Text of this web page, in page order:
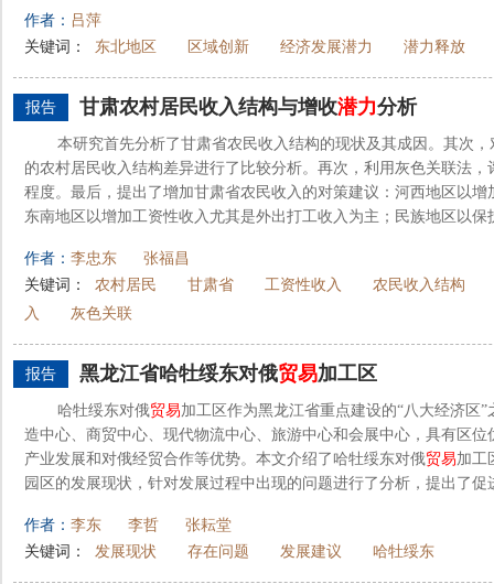
作者： 吕萍
关键词：
东北地区 区域创新 经济发展潜力 潜力释放
报告 甘肃农村居民收入结构与增收潜力分析
本研究首先分析了甘肃省农民收入结构的现状及其成因。其次
的农村居民收入结构差异进行了比较分析。再次，利用灰色关联法
程度。最后，提出了增加甘肃省农民收入的对策建议：河西地区以
东南地区以增加工资性收入尤其是外出打工收入为主；民族地区以
作者： 李忠东
张福昌
关键词：
农村居民 甘肃省 工资性收入
农民收入结构
入
灰色关联
报告 黑龙江省哈牡绥东对俄贸易加工区
哈牡绥东对俄贸易加工区作为黑龙江省重点建设的“八大经济区
造中心、商贸中心、现代物流中心、旅游中心和会展中心，具有区
产业发展和对俄经贸合作等优势。本文介绍了哈牡绥东对俄贸易加工
园区的发展现状，针对发展过程中出现的问题进行了分析，提出了促
作者： 李东 李哲
张耘堂
关键词：
发展现状 存在问题 发展建议 哈牡绥东